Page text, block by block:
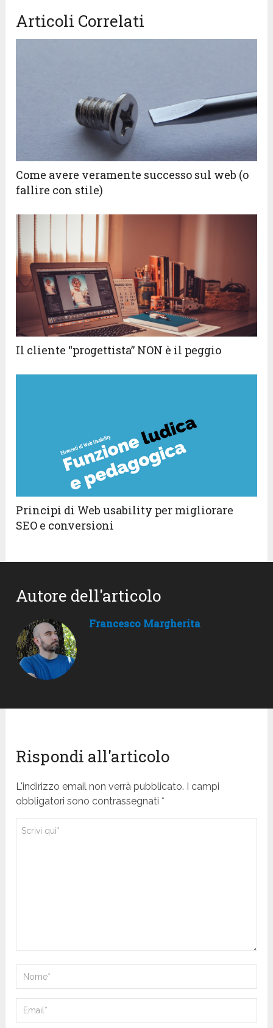
Articoli Correlati
Come avere veramente successo sul web (o
fallire con stile)
Il cliente “progettista” NON è il peggio
Principi di Web usability per migliorare
SEO e conversioni
Autore dell'articolo
Francesco Margherita
Rispondi all'articolo
L'indirizzo email non verrà pubblicato. I campi
obbligatori sono contrassegnati *